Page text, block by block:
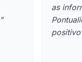
”
as